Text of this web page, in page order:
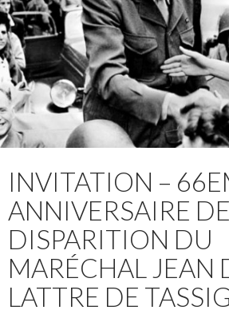
INVITATION –
ANNIVERSAIRE
DISPARITION DU
MARÉCHAL JEAN
LATTRE DE